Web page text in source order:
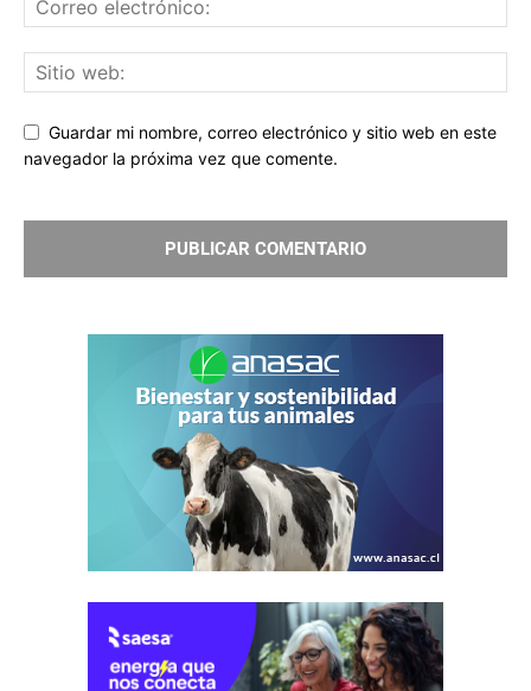
Guardar mi nombre, correo electrónico y sitio web en este
navegador la próxima vez que comente.